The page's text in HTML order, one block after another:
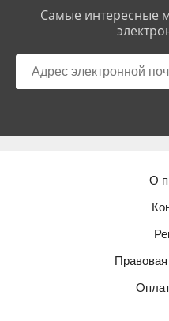
Самые интересные
О